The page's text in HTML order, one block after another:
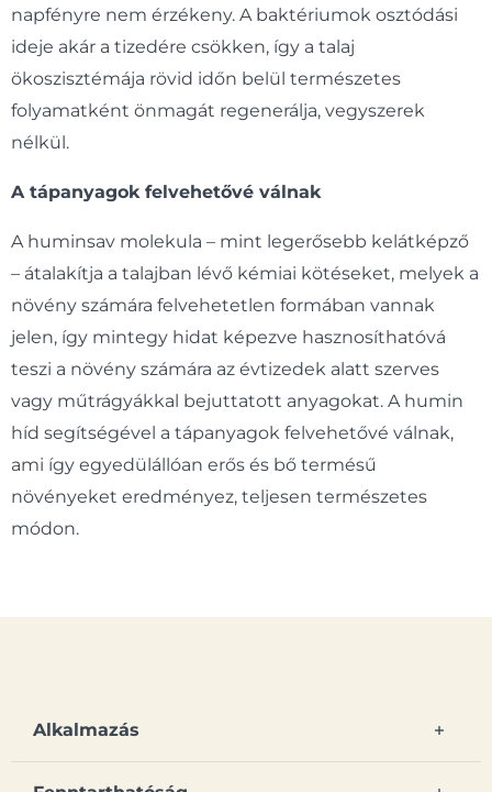
napfényre nem érzékeny. A baktériumok osztódási
ideje akár a tizedére csökken, így a talaj
ökoszisztémája rövid időn belül természetes
folyamatként önmagát regenerálja, vegyszerek
nélkül.
A tápanyagok felvehetővé válnak
A huminsav molekula – mint legerősebb kelátképző
– átalakítja a talajban lévő kémiai kötéseket, melyek a
növény számára felvehetetlen formában vannak
jelen, így mintegy hidat képezve hasznosíthatóvá
teszi a növény számára az évtizedek alatt szerves
vagy műtrágyákkal bejuttatott anyagokat. A humin
híd segítségével a tápanyagok felvehetővé válnak,
ami így egyedülállóan erős és bő termésű
növényeket eredményez, teljesen természetes
módon.
Alkalmazás